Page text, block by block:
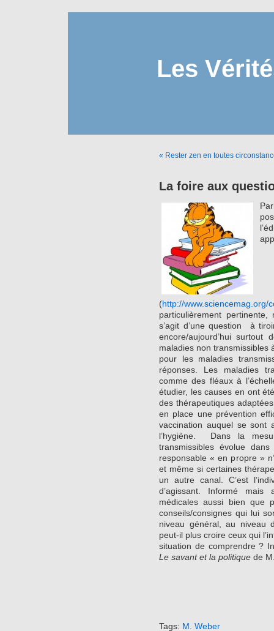
Les
« Rester zen en toutes
La foire aux
(http://www.sciencemag.org/
particulièrement
s’agit d’une question à
encore/aujourd’hui
maladies non transmissibles
pour les maladies
réponses. Les maladies
comme des fléaux à
étudier, les causes en ont
des thérapeutiques
en place une prévention
vaccination auquel se sont
l’hygiène. Dans la
transmissibles évolue
responsable « en propre »
et même si certaines
un autre canal. C’est
d’agissant. Informé mais
médicales aussi bien que
conseils/consignes qui lui
niveau général, au niveau
peut-il plus croire ceux qui
situation de comprendre ?
Le savant et la politique de
Tags: M. Weber